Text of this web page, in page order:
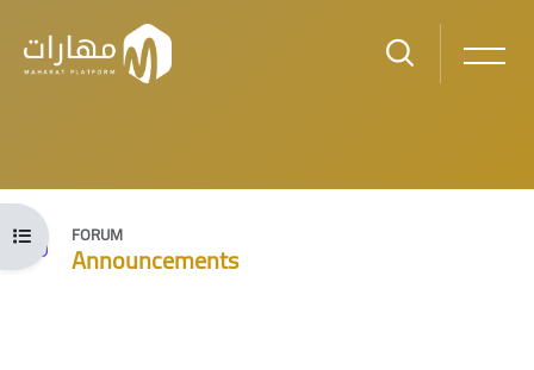
Skip to main content
FORUM
Announcements
Open course index